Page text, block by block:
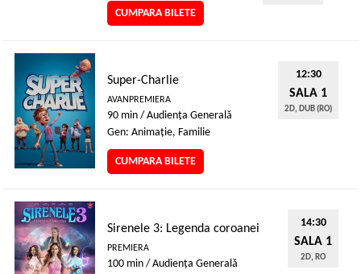
CUMPARA BILETE
Super-Charlie
AVANPREMIERA
90 min / Audienţa Generală
Gen: Animaţie, Familie
CUMPARA BILETE
12:30
SALA 1
2D, DUB (RO)
Sirenele 3: Legenda coroanei
PREMIERA
100 min / Audienţa Generală
14:30
SALA 1
2D, RO